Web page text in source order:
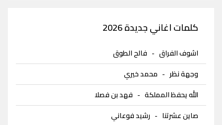
كلمات اغاني جديدة 2026
اشوف الفراق - فالح الطوق
وجهة نظر - محمد خيري
الله يحفظ المملكة - فهد بن فصلا
صاين عشرتنا - رشيد فوعاني